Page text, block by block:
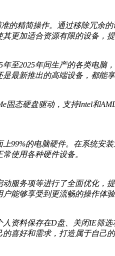
的精简操作。通过移除冗
更加适合资源有限的设备，
至2025年间生产的各类电
最新推出的高端设备，都能享
固态硬盘驱动，支持Intel和
99%的电脑硬件。在系统
使用各种硬件设备。
服务项等进行了全面优化
能够享受到更流畅的操作体验
资料保存在D盘、关闭IE筛
喜好和需求，打造属于自己的